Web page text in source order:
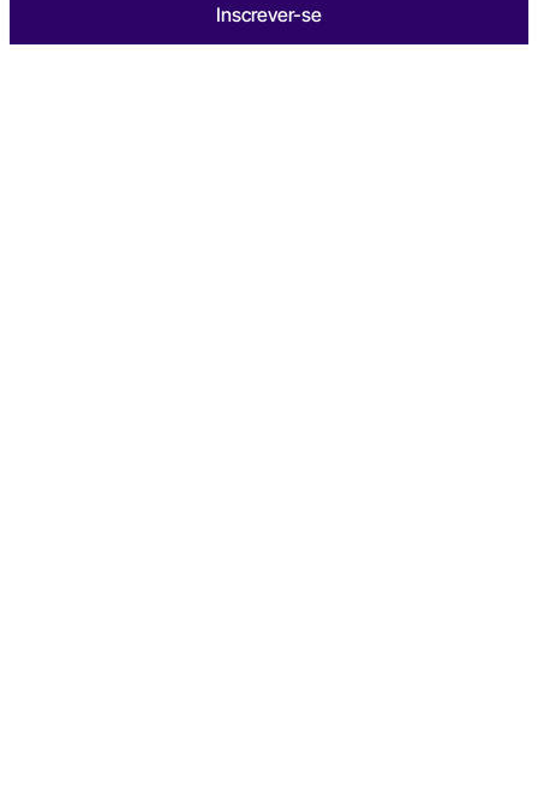
Inscrever-se